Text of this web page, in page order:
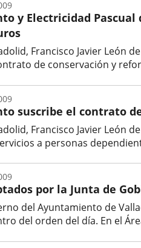
y Electricidad
Francisco Javier León
de conservación y
suscribe el contrato
Francisco Javier León
a personas
por la Junta de
del Ayuntamiento de
del orden del día. En el